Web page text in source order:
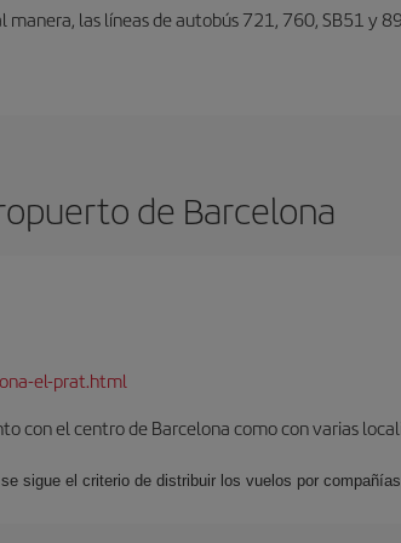
las líneas de autobús 721, 760, SB51 y
de Barcelona
el-prat.html
con el centro de Barcelona como con varias
sigue el criterio de distribuir los vuelos por